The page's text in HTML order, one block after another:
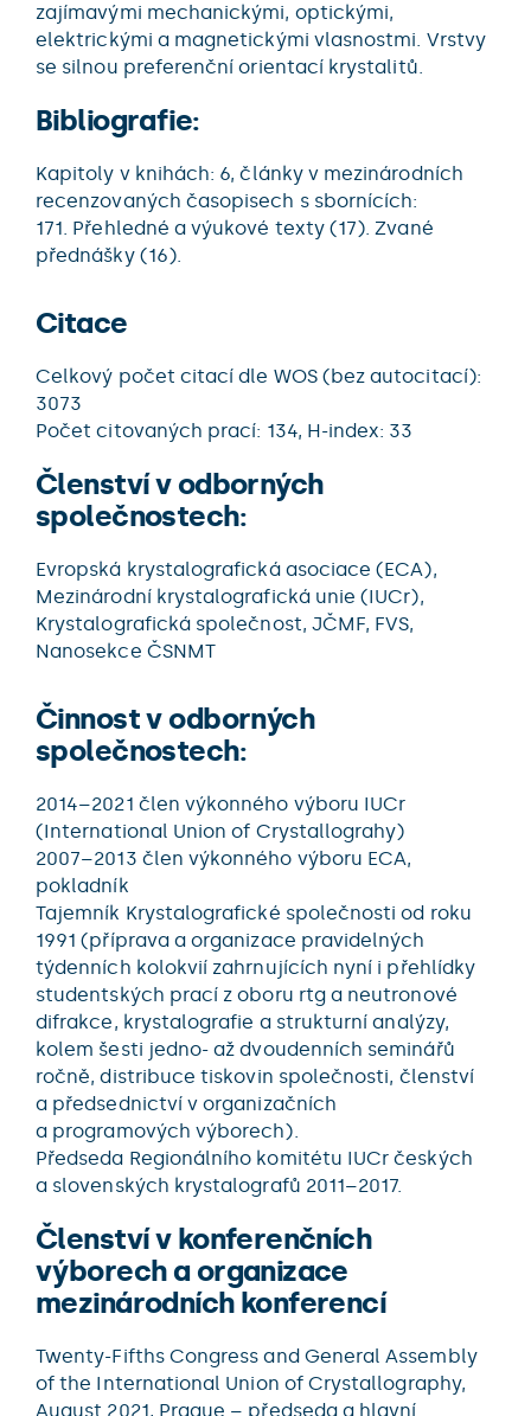
zajímavými mechanickými, optickými,
elektrickými a magnetickými vlasnostmi. Vrstvy
se silnou preferenční orientací krystalitů.
Bibliografie:
Kapitoly v knihách: 6, články v mezinárodních
recenzovaných časopisech s sbornících:
171. Přehledné a výukové texty (17). Zvané
přednášky (16).
Citace
Celkový počet citací dle WOS (bez autocitací):
3073
Počet citovaných prací: 134, H-index: 33
Členství v odborných
společnostech:
Evropská krystalografická asociace (ECA),
Mezinárodní krystalografická unie (IUCr),
Krystalografická společnost, JČMF, FVS,
Nanosekce ČSNMT
Činnost v odborných
společnostech:
2014–2021 člen výkonného výboru IUCr
(International Union of Crystallograhy)
2007–2013 člen výkonného výboru ECA,
pokladník
Tajemník Krystalografické společnosti od roku
1991 (příprava a organizace pravidelných
týdenních kolokvií zahrnujících nyní i přehlídky
studentských prací z oboru rtg a neutronové
difrakce, krystalografie a strukturní analýzy,
kolem šesti jedno- až dvoudenních seminářů
ročně, distribuce tiskovin společnosti, členství
a předsednictví v organizačních
a programových výborech).
Předseda Regionálního komitétu IUCr českých
a slovenských krystalografů 2011–2017.
Členství v konferenčních
výborech a organizace
mezinárodních konferencí
Twenty-Fifths Congress and General Assembly
of the International Union of Crystallography,
August 2021, Prague – předseda a hlavní